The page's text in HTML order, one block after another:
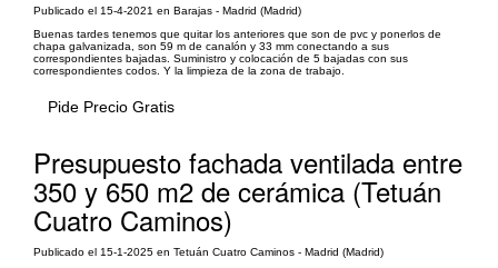
Publicado el 15-4-2021 en Barajas - Madrid (Madrid)
Buenas tardes tenemos que quitar los anteriores que son de pvc y ponerlos de
chapa galvanizada, son 59 m de canalón y 33 mm conectando a sus
correspondientes bajadas. Suministro y colocación de 5 bajadas con sus
correspondientes codos. Y la limpieza de la zona de trabajo.
Pide Precio Gratis
Presupuesto fachada ventilada entre
350 y 650 m2 de cerámica (Tetuán
Cuatro Caminos)
Publicado el 15-1-2025 en Tetuán Cuatro Caminos - Madrid (Madrid)